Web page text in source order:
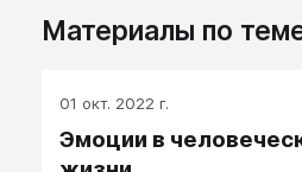
Материалы по
01 окт. 2022 г.
Эмоции в